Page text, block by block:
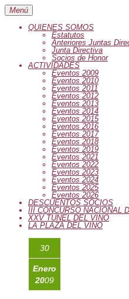
Menú
QUIENES SOMOS
Estatutos
Anteriores Juntas
Junta Directiva
Socios de Honor
ACTIVIDADES
Eventos 2009
Eventos 2010
Eventos 2011
Eventos 2012
Eventos 2013
Eventos 2014
Eventos 2015
Eventos 2016
Eventos 2017
Eventos 2018
Eventos 2019
Eventos 2021
Eventos 2022
Eventos 2023
Eventos 2024
Eventos 2025
Eventos 2026
DESCUENTOS SOCIOS
III CONCURSO NACIONAL
XXV TUNEL DEL VINO
LA PLAZA DEL VINO
30
Enero
2009